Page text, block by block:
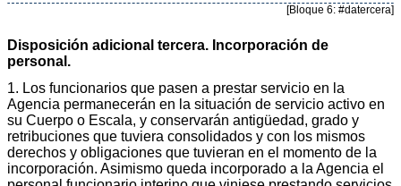
[Bloque 6: #datercera]
Disposición adicional tercera. Incorporación de
personal.
1. Los funcionarios que pasen a prestar servicio en la
Agencia permanecerán en la situación de servicio activo en
su Cuerpo o Escala, y conservarán antigüedad, grado y
retribuciones que tuviera consolidados y con los mismos
derechos y obligaciones que tuvieran en el momento de la
incorporación. Asimismo queda incorporado a la Agencia el